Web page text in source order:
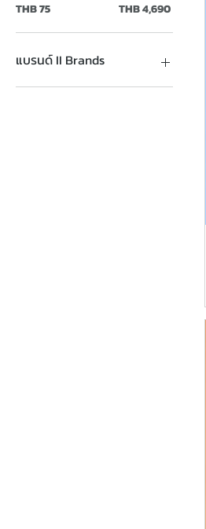
THB 75 THB 4,690
แบรนด์ II Brands
TOA Paint